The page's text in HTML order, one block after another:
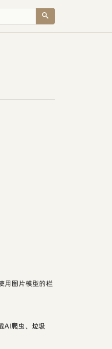
用图片模型的栏
AI爬虫、垃圾